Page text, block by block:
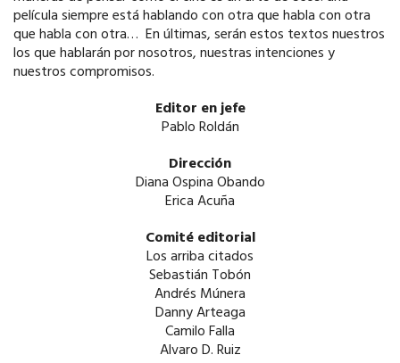
película siempre está hablando con otra que habla con otra
que habla con otra… En últimas, serán estos textos nuestros
los que hablarán por nosotros, nuestras intenciones y
nuestros compromisos.
Editor en jefe
Pablo Roldán
Dirección
Diana Ospina Obando
Erica Acuña
Comité editorial
Los arriba citados
Sebastián Tobón
Andrés Múnera
Danny Arteaga
Camilo Falla
Alvaro D. Ruiz